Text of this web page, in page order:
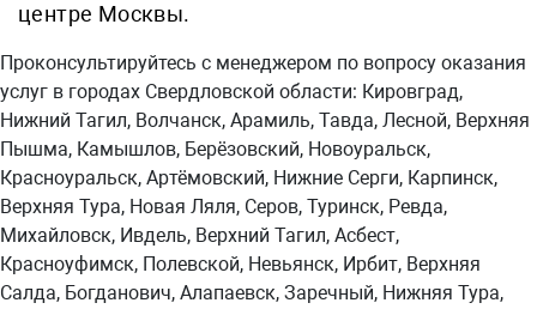
центре Москвы.
Проконсультируйтесь с менеджером по вопросу оказания
услуг в городах Свердловской области: Кировград,
Нижний Тагил, Волчанск, Арамиль, Тавда, Лесной, Верхняя
Пышма, Камышлов, Берёзовский, Новоуральск,
Красноуральск, Артёмовский, Нижние Серги, Карпинск,
Верхняя Тура, Новая Ляля, Серов, Туринск, Ревда,
Михайловск, Ивдель, Верхний Тагил, Асбест,
Красноуфимск, Полевской, Невьянск, Ирбит, Верхняя
Салда, Богданович, Алапаевск, Заречный, Нижняя Тура,